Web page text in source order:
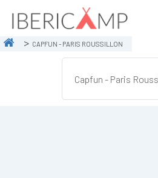
CAPFUN - PARIS ROUSSILLON